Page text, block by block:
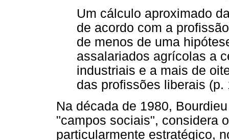
Um cálculo aproximado
de acordo com a
de menos de uma
assalariados agrícolas a
industriais e a mais de
das profissões liberais (p.
Na década de 1980,
"campos sociais", considera
particularmente estratégico,